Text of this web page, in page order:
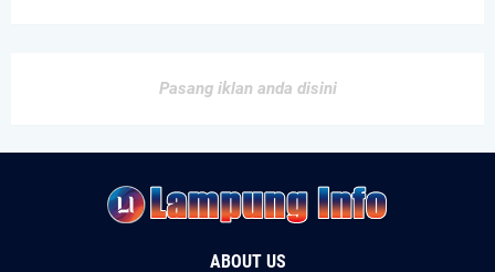
Pasang iklan anda disini
ABOUT US